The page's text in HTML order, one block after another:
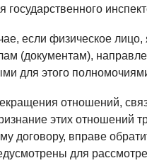
государственного
если физическое
(документам),
для этого
отношений,
этих отношений
договору, вправе
для